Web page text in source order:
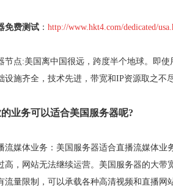
免费测试 ： http://www.hkt4.com/dedicated/
节点:美国离中国很远，跨度半个地球。即
设施齐全，技术先进，带宽和IP资源取之不
业务可以适合美国服务器呢?
媒体业务：美国服务器适合直播流媒体业
高，网站无法继续运营。美国服务器的大
流量限制，可以承载各种高清视频和直播